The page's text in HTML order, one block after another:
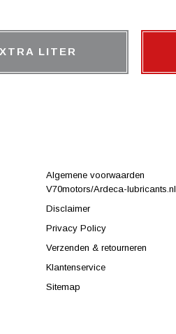
LITER
Algemene voorwaarden
V70motors/Ardeca-lubricants.nl
Disclaimer
Privacy Policy
Verzenden & retourneren
Klantenservice
Sitemap